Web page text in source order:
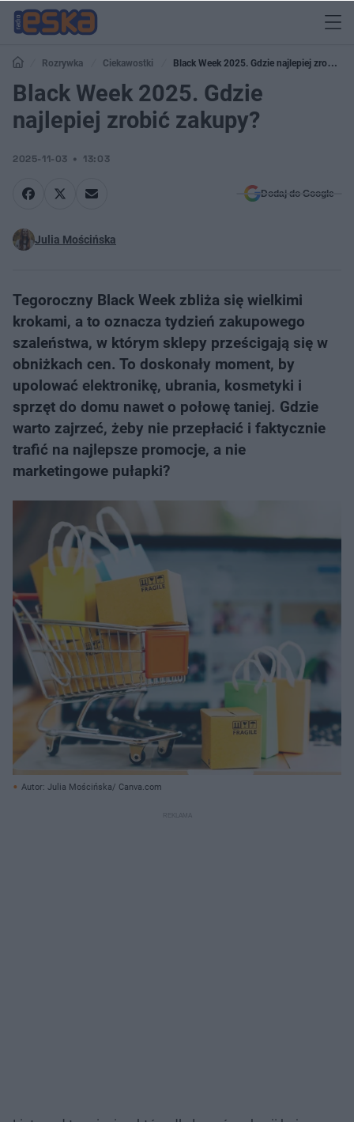
Rozrywka Ciekawostki
Black Week 2025. Gdzie najlepiej zrobić
zakupy?
Black Week 2025. Gdzie
najlepiej zrobić zakupy?
2025-11-03 13:03
Dodaj do Google
Julia Mościńska
Tegoroczny Black Week zbliża się wielkimi
krokami, a to oznacza tydzień zakupowego
szaleństwa, w którym sklepy prześcigają się w
obniżkach cen. To doskonały moment, by
upolować elektronikę, ubrania, kosmetyki i
sprzęt do domu nawet o połowę taniej. Gdzie
warto zajrzeć, żeby nie przepłacić i faktycznie
trafić na najlepsze promocje, a nie
marketingowe pułapki?
Autor: Julia Mościńska/ Canva.com